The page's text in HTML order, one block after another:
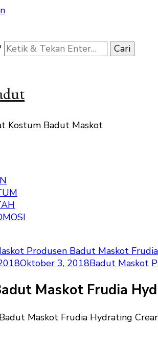
Kostum Badut Maskot
Produsen Badut Maskot
Oktober 3, 2018Badut Maskot
Maskot Frudia